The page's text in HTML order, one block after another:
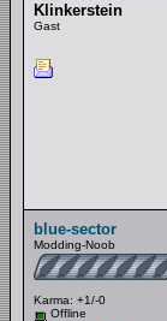
Klinkerstein
Gast
blue-sector
Modding-Noob
Karma: +1/-0
Offline